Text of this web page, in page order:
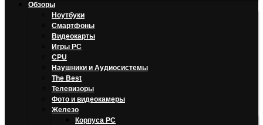
Обзоры
Ноутбуки
Смартфоны
Видеокарты
Игры PC
CPU
Наушники и Аудиосистемы
The Best
Телевизоры
Фото и видеокамеры
Железо
Корпуса PC